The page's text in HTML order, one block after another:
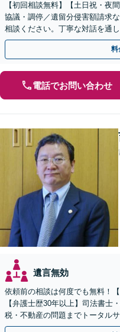
【初回相談無料】【土日祝・夜
協議・調停／遺留分侵害額請求
相談ください。丁寧な対話を通
目指します。
料
電話でお問い合わせ
遺言無効
依頼前の相談は何度でも無料！
【弁護士歴30年以上】司法書士
税・不動産の問題までトータル
し、円満な解決を目指します【